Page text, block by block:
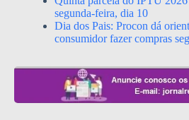
segunda-feira, dia 10
Dia dos Pais: Procon dá
consumidor fazer compras